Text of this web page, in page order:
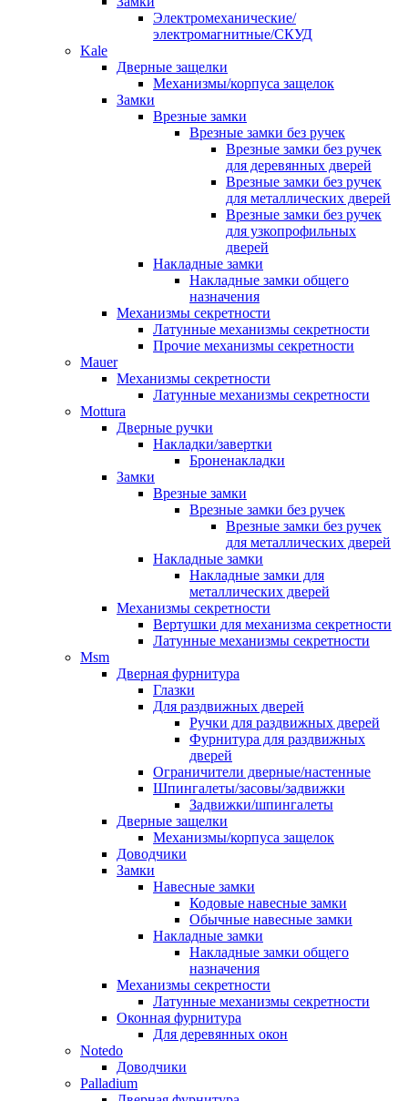
Электромеханические/
электромагнитные/СКУД
Kale
Дверные защелки
Механизмы/корпуса защелок
Замки
Врезные замки
Врезные замки без ручек
Врезные замки без ручек
для деревянных дверей
Врезные замки без ручек
для металлических дверей
Врезные замки без ручек
для узкопрофильных
дверей
Накладные замки
Накладные замки общего
назначения
Механизмы секретности
Латунные механизмы секретности
Прочие механизмы секретности
Mauer
Механизмы секретности
Латунные механизмы секретности
Mottura
Дверные ручки
Накладки/завертки
Броненакладки
Замки
Врезные замки
Врезные замки без ручек
Врезные замки без ручек
для металлических дверей
Накладные замки
Накладные замки для
металлических дверей
Механизмы секретности
Вертушки для механизма секретности
Латунные механизмы секретности
Msm
Дверная фурнитура
Глазки
Для раздвижных дверей
Ручки для раздвижных дверей
Фурнитура для раздвижных
дверей
Ограничители дверные/настенные
Шпингалеты/засовы/задвижки
Задвижки/шпингалеты
Дверные защелки
Механизмы/корпуса защелок
Доводчики
Замки
Навесные замки
Кодовые навесные замки
Обычные навесные замки
Накладные замки
Накладные замки общего
назначения
Механизмы секретности
Латунные механизмы секретности
Оконная фурнитура
Для деревянных окон
Notedo
Доводчики
Palladium